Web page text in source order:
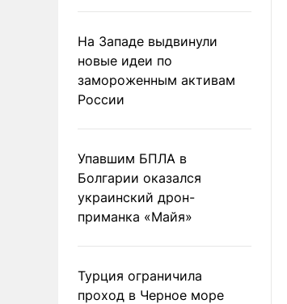
На Западе выдвинули
новые идеи по
замороженным активам
России
Упавшим БПЛА в
Болгарии оказался
украинский дрон-
приманка «Майя»
Турция ограничила
проход в Черное море